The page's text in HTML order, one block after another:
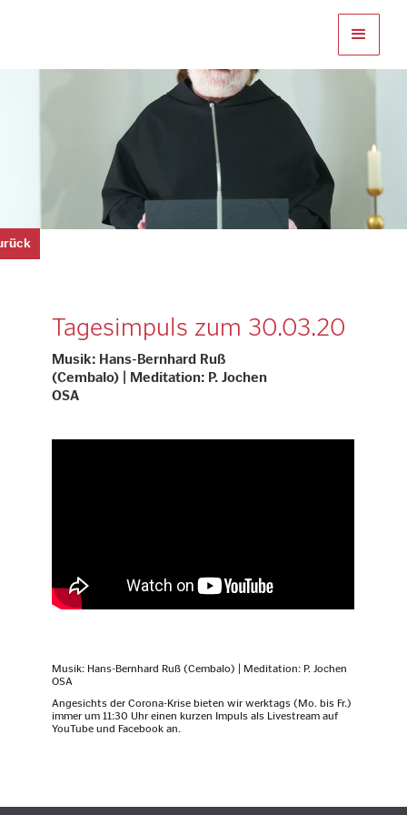
Tagesimpuls zum 30.03.20
Musik: Hans-Bernhard Ruß
(Cembalo) | Meditation: P. Jochen
OSA
Musik: Hans-Bernhard Ruß (Cembalo) | Meditation: P. Jochen
OSA
Angesichts der Corona-Krise bieten wir werktags (Mo. bis Fr.)
immer um 11:30 Uhr einen kurzen Impuls als Livestream auf
YouTube und Facebook an.